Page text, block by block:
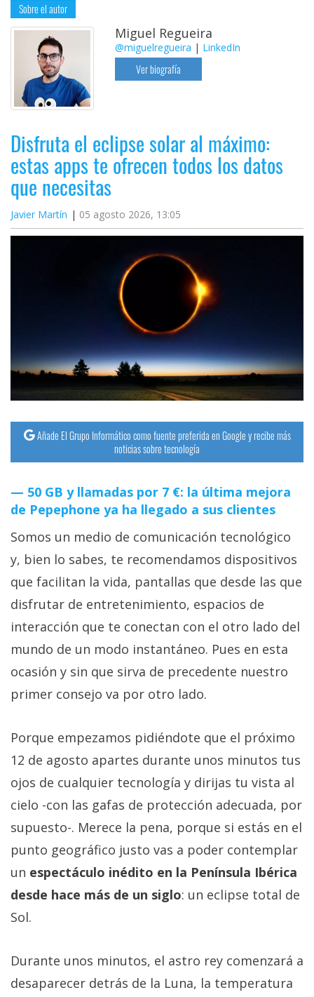
Sobre el autor
Miguel Regueira
@miguelregueira | LinkedIn
Ver biografía
Disfruta el eclipse solar al máximo:
estas apps te ofrecen todos los datos
que necesitas
Javier Martín 05 agosto 2026, 13:05
Añade El Grupo Informático como fuente preferida en Google y recibe más
noticias sobre tecnología
50 GB y llamadas por 7 €: la última mejora
de Pepephone ya ha llegado a sus clientes
Somos un medio de comunicación tecnológico
y, bien lo sabes, te recomendamos dispositivos
que facilitan la vida, pantallas que desde las que
disfrutar de entretenimiento, espacios de
interacción que te conectan con el otro lado del
mundo de un modo instantáneo. Pues en esta
ocasión y sin que sirva de precedente nuestro
primer consejo va por otro lado.
Porque empezamos pidiéndote que el próximo
12 de agosto apartes durante unos minutos tus
ojos de cualquier tecnología y dirijas tu vista al
cielo -con las gafas de protección adecuada, por
supuesto-. Merece la pena, porque si estás en el
punto geográfico justo vas a poder contemplar
un espectáculo inédito en la Península Ibérica
desde hace más de un siglo: un eclipse total de
Sol.
Durante unos minutos, el astro rey comenzará a
desaparecer detrás de la Luna, la temperatura